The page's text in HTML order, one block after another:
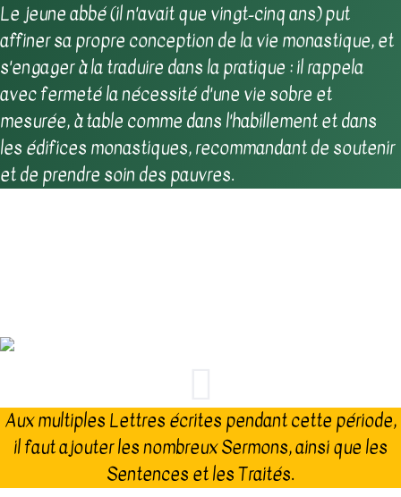
Le jeune abbé (il n'avait que vingt-cinq ans) put
affiner sa propre conception de la vie monastique, et
s'engager à la traduire dans la pratique : il rappela
avec fermeté la nécessité d'une vie sobre et
mesurée, à table comme dans l'habillement et dans
les édifices monastiques, recommandant de soutenir
et de prendre soin des pauvres.
Aux multiples Lettres écrites pendant cette période,
il faut ajouter les nombreux Sermons, ainsi que les
Sentences et les Traités.